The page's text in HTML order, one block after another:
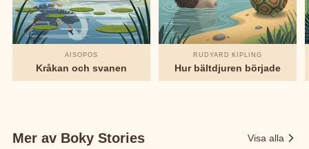
AISOPOS
Kråkan och svanen
RUDYARD KIPLING
Hur bältdjuren började
Mer av Boky Stories Visa alla